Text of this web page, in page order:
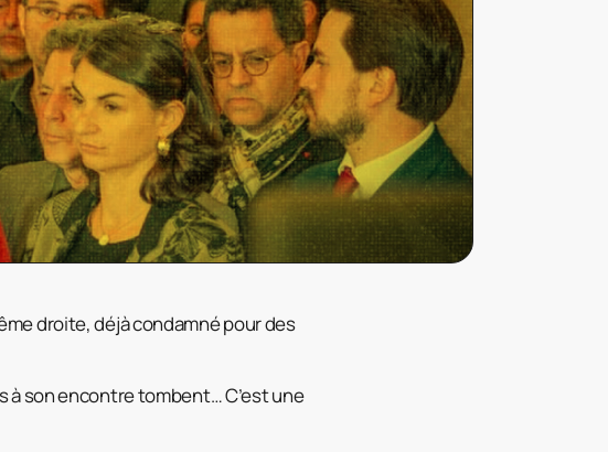
droite, déjà condamné pour des
à son encontre tombent… C’est une